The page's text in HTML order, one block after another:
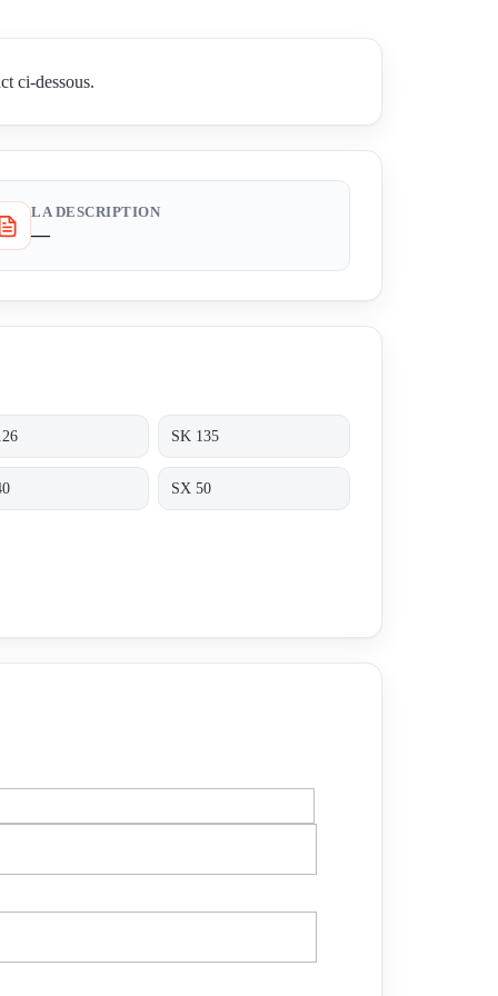
ci-dessous.
LA DESCRIPTION
—
SK 135
SX 50